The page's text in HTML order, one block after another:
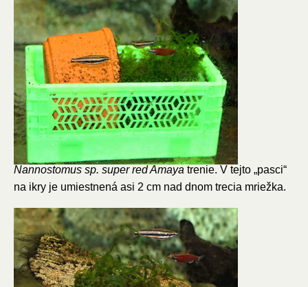
Nannostomus sp. super red Amaya trenie. V tejto „pasci“
na ikry je umiestnená asi 2 cm nad dnom trecia mriežka.